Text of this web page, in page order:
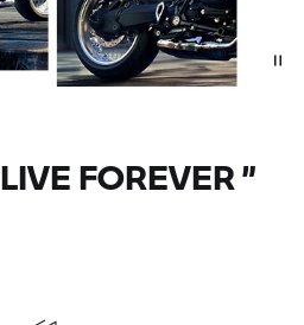
LIVE FOREVER”